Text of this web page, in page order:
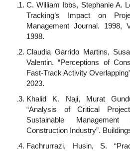
C. William Ibbs, Stephanie A.
Tracking’s Impact on
Management Journal. 1998,
1998.
Claudia Garrido Martins,
Valentin. “Perceptions of
Fast-Track Activity
2023.
Khalid K. Naji, Murat
“Analysis of Critical
Sustainable
Construction Industry”.
Fachrurrazi, Husin, S.